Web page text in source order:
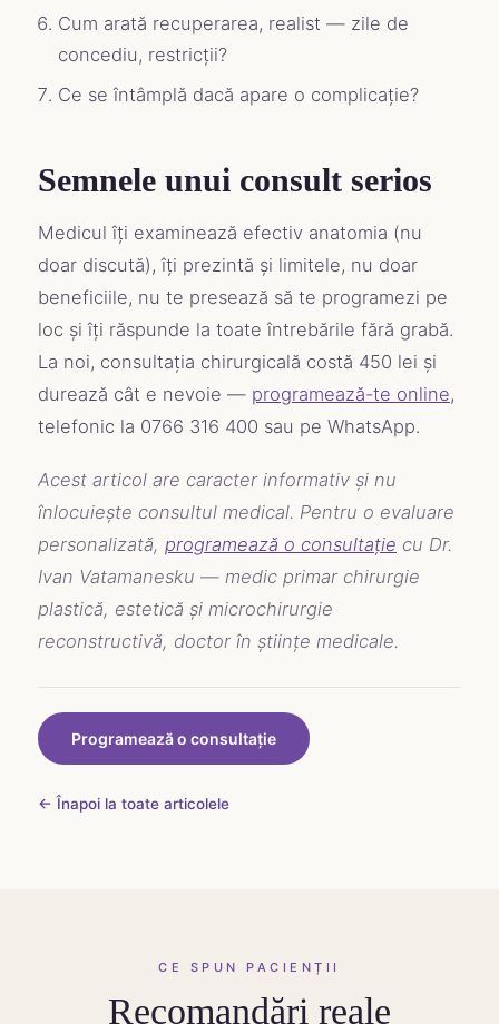
Cum arată recuperarea, realist — zile de
concediu, restricții?
Ce se întâmplă dacă apare o complicație?
Semnele unui consult serios
Medicul îți examinează efectiv anatomia (nu
doar discută), îți prezintă și limitele, nu doar
beneficiile, nu te presează să te programezi pe
loc și îți răspunde la toate întrebările fără grabă.
La noi, consultația chirurgicală costă 450 lei și
durează cât e nevoie — programează-te online,
telefonic la 0766 316 400 sau pe WhatsApp.
Acest articol are caracter informativ și nu
înlocuiește consultul medical. Pentru o evaluare
personalizată, programează o consultație cu Dr.
Ivan Vatamanesku — medic primar chirurgie
plastică, estetică și microchirurgie
reconstructivă, doctor în științe medicale.
Programează o consultație
← Înapoi la toate articolele
CE SPUN PACIENȚII
Recomandări reale